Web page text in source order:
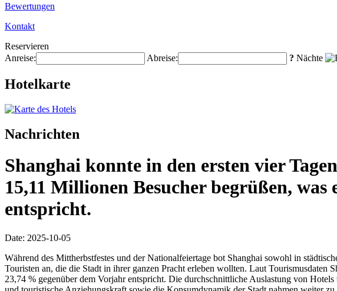
Bewertungen
Kontakt
Reservieren
Anreise:
Abreise: ? Nächte
Hotelkarte
Nachrichten
Shanghai konnte in den ersten vier
15,11 Millionen Besucher begrüßen,
entspricht.
Date: 2025-10-05
Während des Mittherbstfestes und der Nationalfeiertage bot Shanghai sowohl in
Touristen an, die die Stadt in ihrer ganzen Pracht erleben wollten. Laut Tourismusdaten
23,74 % gegenüber dem Vorjahr entspricht. Die durchschnittliche Auslastung von